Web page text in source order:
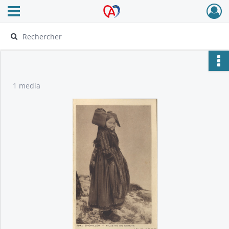
Archives Alsace - Colmar
Ouvrir le menu déroulant
1 media